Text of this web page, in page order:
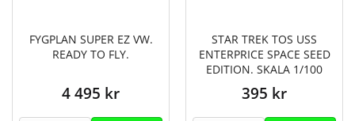
FYGPLAN SUPER EZ VW.
READY TO FLY.
4 495 kr
STAR TREK TOS USS
ENTERPRICE SPACE SEED
EDITION. SKALA 1/100
395 kr